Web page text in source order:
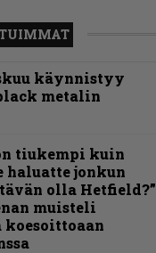
käynnistyy
metalin
tiukempi kuin
haluatte jonkun
olla Hetfield?”
muisteli
koesoittoaan